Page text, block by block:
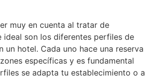
muy en cuenta al tratar de
son los diferentes perfiles de
un hotel. Cada uno hace una reserva
específicas y es fundamental
se adapta tu establecimiento o a